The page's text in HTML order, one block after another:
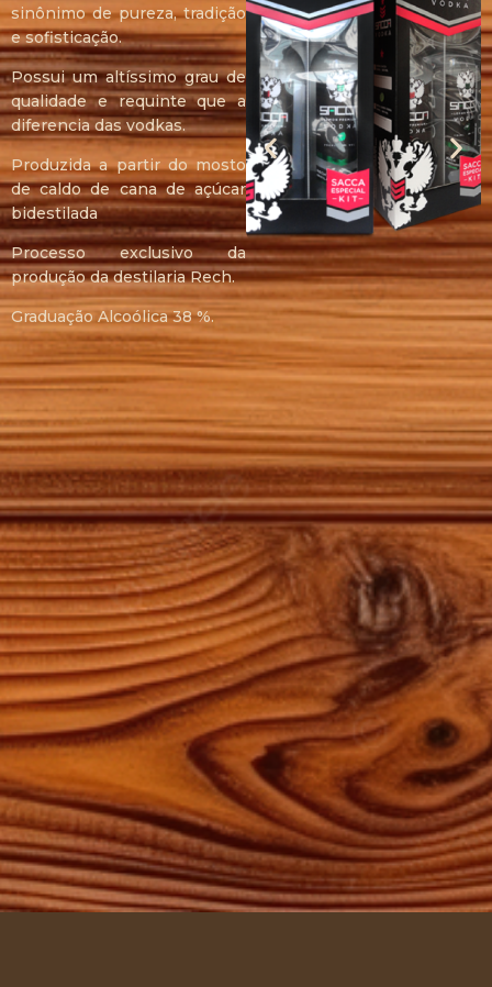
sinônimo de pureza, tradição
e sofisticação.
Possui um altíssimo grau de
qualidade e requinte que a
diferencia das vodkas.
Produzida a partir do mosto
de caldo de cana de açúcar
bidestilada
Processo exclusivo da
produção da destilaria Rech.
Graduação Alcoólica 38 %.